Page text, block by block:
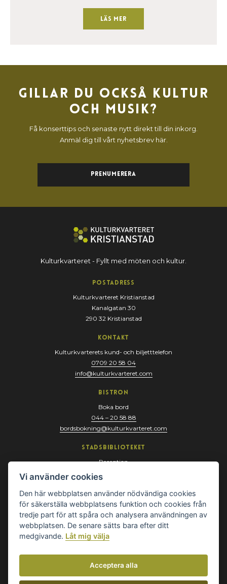
Läs mer
Gillar du också kultur
och musik?
Få konserttips och senaste nytt direkt till din inkorg.
Anmäl dig till vårt nyhetsbrev här.
Prenumerera
Kulturkvarteret - Fyllt med möten och kultur.
Postadress
Kulturkvarteret Kristianstad
Kanalgatan 30
290 32 Kristianstad
Kontakt
Kulturkvarterets kund- och biljetttelefon
0709 20 58 04
info@kulturkvarteret.com
Bistron
Boka bord
044 – 20 58 88
bordsbokning@kulturkvarteret.com
Stadsbiblioteket
Reception
044 – 13 67 10
Vi använder cookies
Den här webbplatsen använder nödvändiga cookies
för säkerställa webbplatsens funktion och cookies från
tredje part för att spåra och analysera användningen av
webbplatsen. De senare sätts bara efter ditt
medgivande. Låt mig välja
Acceptera alla